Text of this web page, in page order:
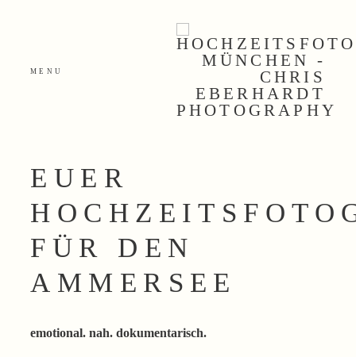
MENU
EUER
FÜR DEN
AMMERSEE
emotional. nah.dokumentarisch.
home
42 momente
über mich
kontakt